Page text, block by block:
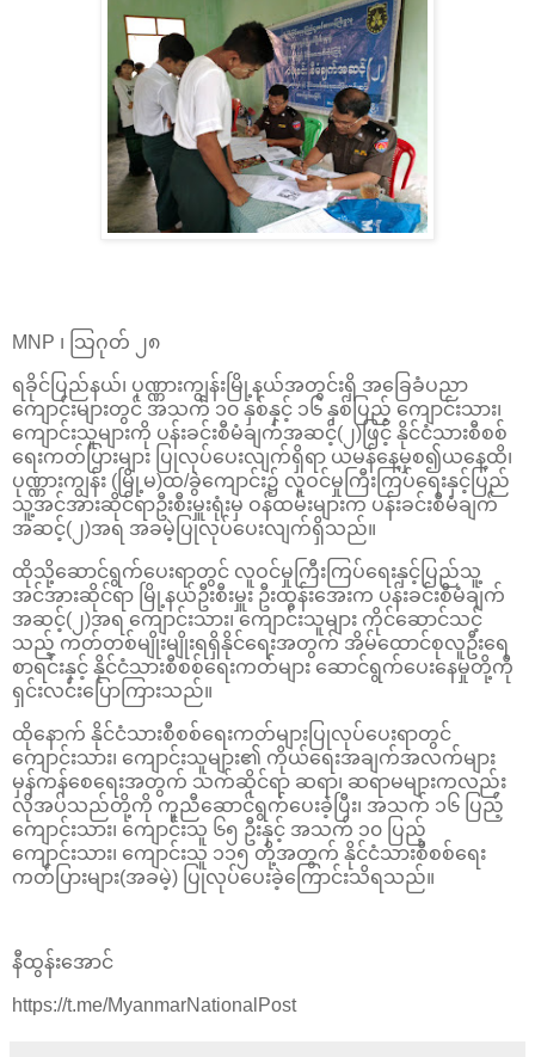
MNP ၊ သြဂုတ် ၂၈
ရခိုင်ပြည်နယ်၊ ပုဏ္ဏားကျွန်းမြို့နယ်အတွင်းရှိ အခြေခံပညာ
ကျောင်းများတွင် အသက် ၁၀ နှစ်နှင့် ၁၆ နှစ်ပြည့် ကျောင်းသား၊
ကျောင်းသူများကို ပန်းခင်းစီမံချက်အဆင့်(၂)ဖြင့် နိုင်ငံသားစီစစ်
ရေးကတ်ပြားများ ပြုလုပ်ပေးလျက်ရှိရာ ယမန်နေ့မှစ၍ယနေ့ထိ၊
ပုဏ္ဏားကျွန်း (မြို့မ)ထ/ခွဲကျောင်း၌ လူဝင်မှုကြီးကြပ်ရေးနှင့်ပြည်
သူ့အင်အားဆိုင်ရာဦးစီးမှူးရုံးမှ ဝန်ထမ်းများက ပန်းခင်းစီမံချက်
အဆင့်(၂)အရ အခမဲ့ပြုလုပ်ပေးလျက်ရှိသည်။
ထိုသို့ဆောင်ရွက်ပေးရာတွင် လူဝင်မှုကြီးကြပ်ရေးနှင့်ပြည်သူ့
အင်အားဆိုင်ရာ မြို့နယ်ဦးစီးမှူး ဦးထွန်းအေးက ပန်းခင်းစီမံချက်
အဆင့်(၂)အရ ကျောင်းသား၊ ကျောင်းသူများ ကိုင်ဆောင်သင့်
သည့် ကတ်တစ်မျိုးမျိုးရရှိနိုင်ရေးအတွက် အိမ်ထောင်စုလူဦးရေ
စာရင်းနှင့် နိုင်ငံသားစီစစ်ရေးကတ်များ ဆောင်ရွက်ပေးနေမှုတို့ကို
ရှင်းလင်းပြောကြားသည်။
ထိုနောက် နိုင်ငံသားစီစစ်ရေးကတ်များပြုလုပ်ပေးရာတွင်
ကျောင်းသား၊ ကျောင်းသူများ၏ ကိုယ်ရေးအချက်အလက်များ
မှန်ကန်စေရေးအတွက် သက်ဆိုင်ရာ ဆရာ၊ ဆရာမများကလည်း
လိုအပ်သည်တို့ကို ကူညီဆောင်ရွက်ပေးခဲ့ပြီး၊ အသက် ၁၆ ပြည့်
ကျောင်းသား၊ ကျောင်းသူ ၆၅ ဦးနှင့် အသက် ၁၀ ပြည့်
ကျောင်းသား၊ ကျောင်းသူ ၁၁၅ တို့အတွက် နိုင်ငံသားစီစစ်ရေး
ကတ်ပြားများ(အခမဲ့) ပြုလုပ်ပေးခဲ့ကြောင်းသိရသည်။
နီထွန်းအောင်
https://t.me/MyanmarNationalPost